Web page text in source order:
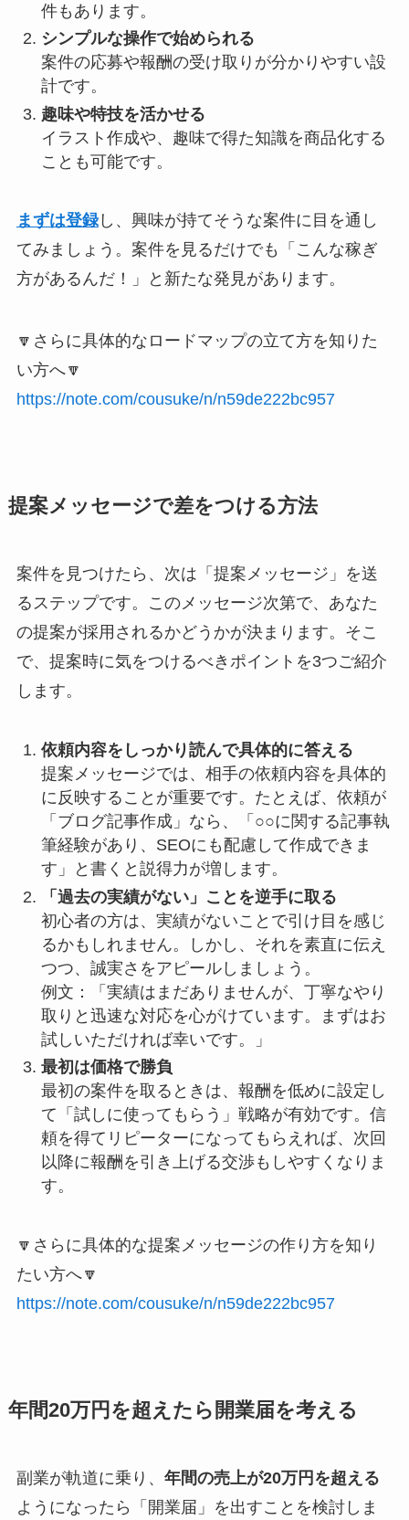
件もあります。
シンプルな操作で始められる
案件の応募や報酬の受け取りが分かりやすい設
計です。
趣味や特技を活かせる
イラスト作成や、趣味で得た知識を商品化する
ことも可能です。
まずは登録し、興味が持てそうな案件に目を通し
てみましょう。案件を見るだけでも「こんな稼ぎ
方があるんだ！」と新たな発見があります。
🔽さらに具体的なロードマップの立て方を知りた
い方へ🔽
https://note.com/cousuke/n/n59de222bc957
提案メッセージで差をつける方法
案件を見つけたら、次は「提案メッセージ」を送
るステップです。このメッセージ次第で、あなた
の提案が採用されるかどうかが決まります。そこ
で、提案時に気をつけるべきポイントを3つご紹介
します。
依頼内容をしっかり読んで具体的に答える
提案メッセージでは、相手の依頼内容を具体的
に反映することが重要です。たとえば、依頼が
「ブログ記事作成」なら、「○○に関する記事執
筆経験があり、SEOにも配慮して作成できま
す」と書くと説得力が増します。
「過去の実績がない」ことを逆手に取る
初心者の方は、実績がないことで引け目を感じ
るかもしれません。しかし、それを素直に伝え
つつ、誠実さをアピールしましょう。
例文：「実績はまだありませんが、丁寧なやり
取りと迅速な対応を心がけています。まずはお
試しいただければ幸いです。」
最初は価格で勝負
最初の案件を取るときは、報酬を低めに設定し
て「試しに使ってもらう」戦略が有効です。信
頼を得てリピーターになってもらえれば、次回
以降に報酬を引き上げる交渉もしやすくなりま
す。
🔽さらに具体的な提案メッセージの作り方を知り
たい方へ🔽
https://note.com/cousuke/n/n59de222bc957
年間20万円を超えたら開業届を考える
副業が軌道に乗り、 年間の売上が20万円を超える
ようになったら「開業届」を出すことを検討しま